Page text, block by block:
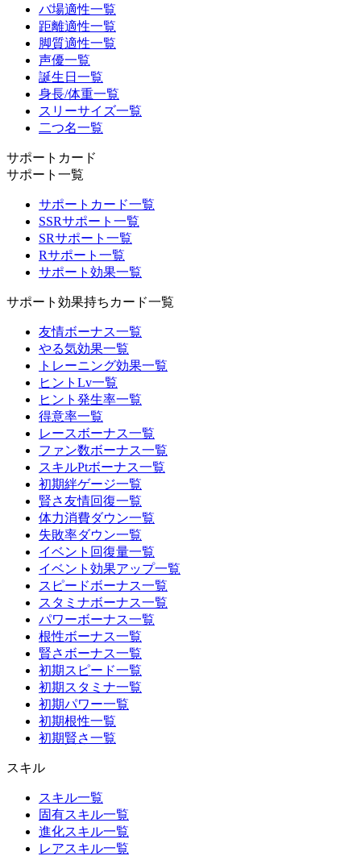
バ場適性一覧
距離適性一覧
脚質適性一覧
声優一覧
誕生日一覧
身長/体重一覧
スリーサイズ一覧
二つ名一覧
サポートカード
サポート一覧
サポートカード一覧
SSRサポート一覧
SRサポート一覧
Rサポート一覧
サポート効果一覧
サポート効果持ちカード一覧
友情ボーナス一覧
やる気効果一覧
トレーニング効果一覧
ヒントLv一覧
ヒント発生率一覧
得意率一覧
レースボーナス一覧
ファン数ボーナス一覧
スキルPtボーナス一覧
初期絆ゲージ一覧
賢さ友情回復一覧
体力消費ダウン一覧
失敗率ダウン一覧
イベント回復量一覧
イベント効果アップ一覧
スピードボーナス一覧
スタミナボーナス一覧
パワーボーナス一覧
根性ボーナス一覧
賢さボーナス一覧
初期スピード一覧
初期スタミナ一覧
初期パワー一覧
初期根性一覧
初期賢さ一覧
スキル
スキル一覧
固有スキル一覧
進化スキル一覧
レアスキル一覧